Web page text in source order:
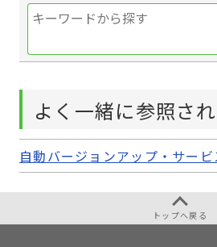
よく一緒に参照さ
自動バージョンアップ・サー
トップへ戻る